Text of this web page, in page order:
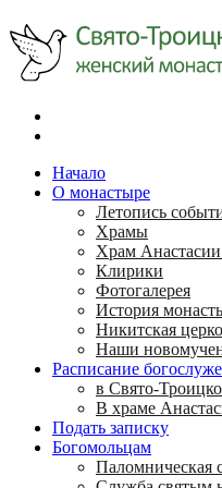
Начало
О монастыре
Летопись
Храмы
Храм
Клирики
Фотогалерея
История
Никитская
Наши
Расписание
в Свято-
В храме
Подать записку
Богомольцам
Паломническая